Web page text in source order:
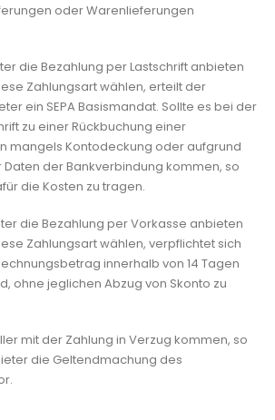
oder Warenlieferungen
die Bezahlung per Lastschrift anbieten
Zahlungsart wählen, erteilt der
ein SEPA Basismandat. Sollte es bei der
zu einer Rückbuchung einer
mangels Kontodeckung oder aufgrund
der Bankverbindung kommen, so
die Kosten zu tragen.
die Bezahlung per Vorkasse anbieten
Zahlungsart wählen, verpflichtet sich
innerhalb von 14 Tagen
ohne jeglichen Abzug von Skonto zu
mit der Zahlung in Verzug kommen, so
die Geltendmachung des